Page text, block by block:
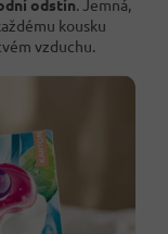
odstín. Jemná,
kousku
vzduchu.